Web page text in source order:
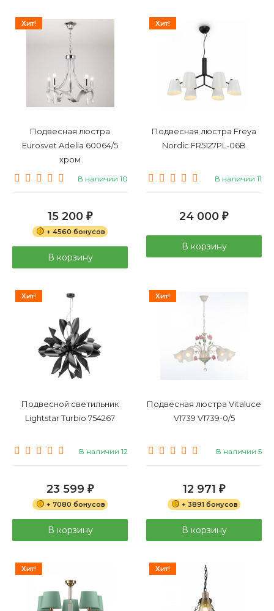
Хит!
Подвесная люстра
Eurosvet Adelia 60064/5
хром
В наличии 10
15 200 ₽
+ 4560 бонусов
В корзину
Хит!
Подвесная люстра Freya
Nordic FR5127PL-06B
В наличии 11
24 000 ₽
В корзину
Хит!
Подвесной светильник
Lightstar Turbio 754267
В наличии 12
23 599 ₽
+ 7080 бонусов
В корзину
Хит!
Подвесная люстра Vitaluce
V1739 V1739-0/5
В наличии 5
12 971 ₽
+ 3891 бонусов
В корзину
Хит! Хит!